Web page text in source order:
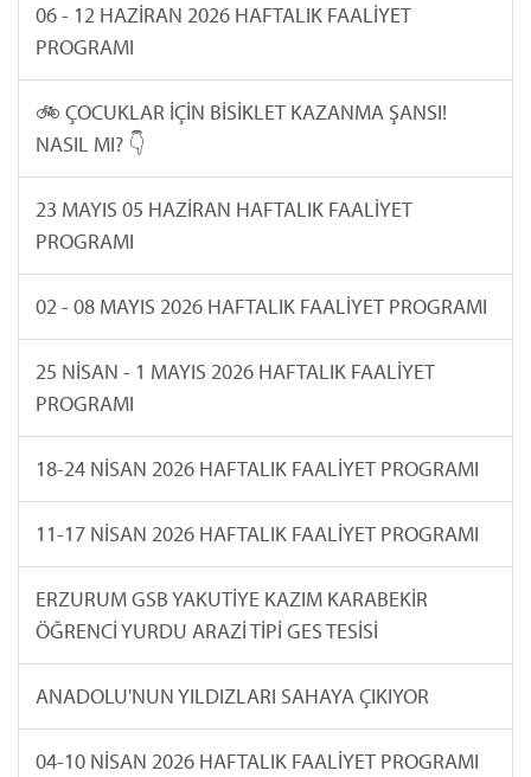
06 - 12 HAZİRAN 2026 HAFTALIK FAALİYET
PROGRAMI
🚲 ÇOCUKLAR İÇİN BİSİKLET KAZANMA ŞANSI!
NASIL MI? 👇
23 MAYIS 05 HAZİRAN HAFTALIK FAALİYET
PROGRAMI
02 - 08 MAYIS 2026 HAFTALIK FAALİYET PROGRAMI
25 NİSAN - 1 MAYIS 2026 HAFTALIK FAALİYET
PROGRAMI
18-24 NİSAN 2026 HAFTALIK FAALİYET PROGRAMI
11-17 NİSAN 2026 HAFTALIK FAALİYET PROGRAMI
ERZURUM GSB YAKUTİYE KAZIM KARABEKİR
ÖĞRENCİ YURDU ARAZİ TİPİ GES TESİSİ
ANADOLU'NUN YILDIZLARI SAHAYA ÇIKIYOR
04-10 NİSAN 2026 HAFTALIK FAALİYET PROGRAMI